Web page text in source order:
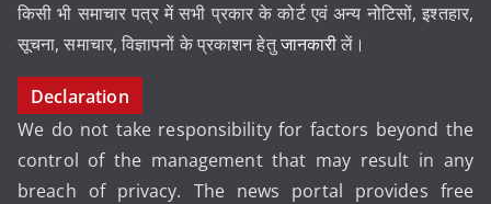
किसी भी समाचार पत्र में सभी प्रकार के कोर्ट एवं अन्य नोटिसों, इश्तहार,
सूचना, समाचार, विज्ञापनों के प्रकाशन हेतुजानकारीलें।
Declaration
We do not take responsibility for factors beyond the
control of the management that may result in any
breach of privacy. The news portal provides free